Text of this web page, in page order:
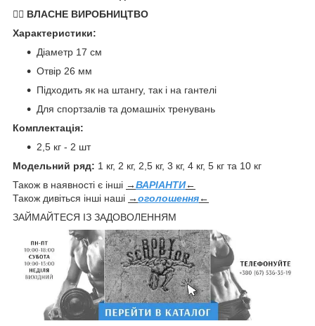
🏋️‍♂️ ВЛАСНЕ ВИРОБНИЦТВО
Характеристики:
Діаметр 17 см
Отвір 26 мм
Підходить як на штангу, так і на гантелі
Для спортзалів та домашніх тренувань
Комплектація:
2,5 кг - 2 шт
Модельний ряд: 1 кг, 2 кг, 2,5 кг, 3 кг, 4 кг, 5 кг та 10 кг
Також в наявності є інші →ВАРІАНТИ←
Також дивіться інші наші →оголошення←
ЗАЙМАЙТЕСЯ ІЗ ЗАДОВОЛЕННЯМ